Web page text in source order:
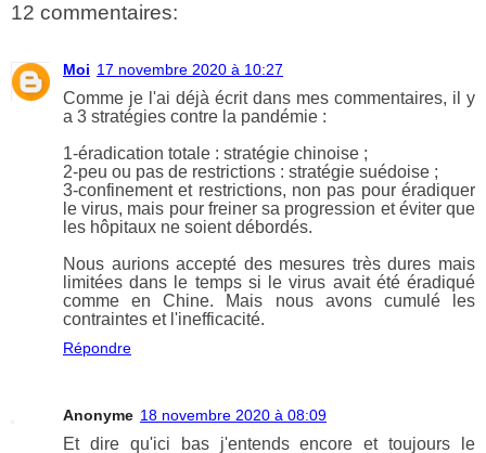
12 commentaires:
Moi 17 novembre 2020 à 10:27
Comme je l'ai déjà écrit dans mes commentaires, il y
a 3 stratégies contre la pandémie :
1-éradication totale : stratégie chinoise ;
2-peu ou pas de restrictions : stratégie suédoise ;
3-confinement et restrictions, non pas pour éradiquer
le virus, mais pour freiner sa progression et éviter que
les hôpitaux ne soient débordés.
Nous aurions accepté des mesures très dures mais
limitées dans le temps si le virus avait été éradiqué
comme en Chine. Mais nous avons cumulé les
contraintes et l'inefficacité.
Répondre
Anonyme 18 novembre 2020 à 08:09
Et dire qu'ici bas j'entends encore et toujours le